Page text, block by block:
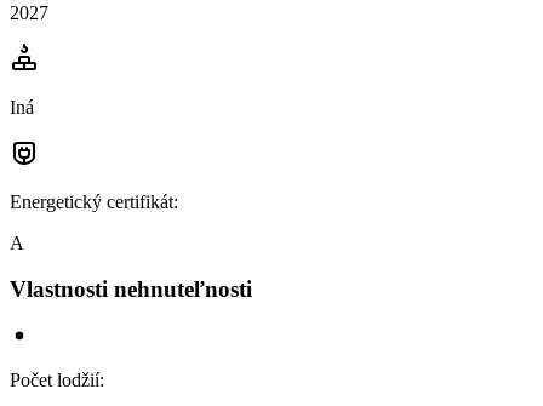
2027
Iná
Energetický certifikát:
A
Vlastnosti nehnuteľnosti
Počet lodžií: